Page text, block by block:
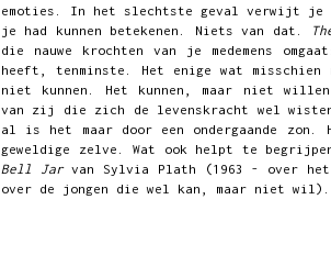
emoties. In het slechtste geval verwijt je
je had kunnen betekenen. Niets van dat.
die nauwe krochten van je medemens
heeft, tenminste. Het enige wat
niet kunnen. Het kunnen, maar niet
van zij die zich de levenskracht wel
al is het maar door een ondergaande
geweldige zelve. Wat ook helpt te
Bell Jarvan Sylvia Plath (1963 - over
over de jongen die wel kan, maar niet